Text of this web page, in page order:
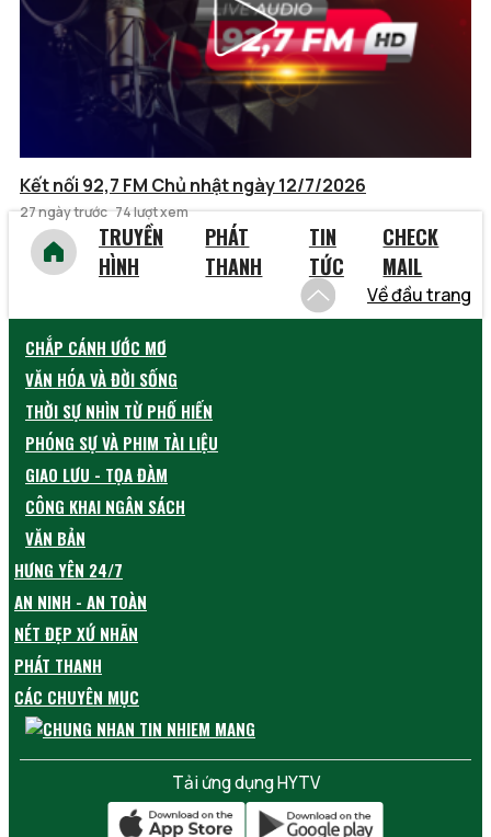
Kết nối 92,7 FM Chủ nhật ngày 12/7/2026
27 ngày trước 74 lượt xem
TRUYỀN
HÌNH
PHÁT
THANH
TIN
TỨC
CHECK
MAIL
Về đầu trang
CHẮP CÁNH ƯỚC MƠ
VĂN HÓA VÀ ĐỜI SỐNG
THỜI SỰ NHÌN TỪ PHỐ HIẾN
PHÓNG SỰ VÀ PHIM TÀI LIỆU
GIAO LƯU - TỌA ĐÀM
CÔNG KHAI NGÂN SÁCH
VĂN BẢN
HƯNG YÊN 24/7
AN NINH - AN TOÀN
NÉT ĐẸP XỨ NHÃN
PHÁT THANH
CÁC CHUYÊN MỤC
Tải ứng dụng HYTV